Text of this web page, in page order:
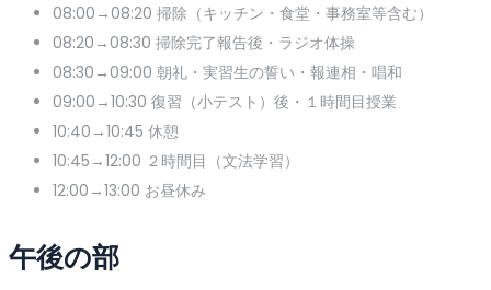
08:00→08:20 掃除（キッチン・食堂・事務室等含む）
08:20→08:30 掃除完了報告後・ラジオ体操
08:30→09:00 朝礼・実習生の誓い・報連相・唱和
09:00→10:30 復習（小テスト）後・１時間目授業
10:40→10:45 休憩
10:45→12:00 ２時間目（文法学習）
12:00→13:00 お昼休み
午後の部